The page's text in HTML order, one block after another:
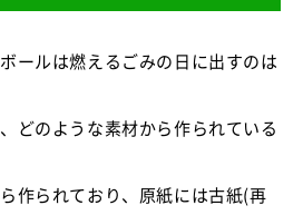
ールは燃えるごみの日に出すのは
どのような素材から作られている
作られており、原紙には古紙(再